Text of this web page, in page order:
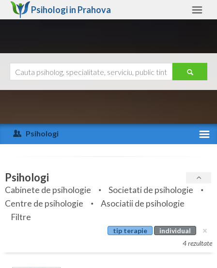
Psihologi in Prahova
Arad
Arges
Bihor
Bistrita-Nasaud
Botosani
Ajutor
Psihologi
Specialitati
Servicii
Articole
Cabinet
Psihologi
Cabinete de psihologie
Societati de psihologie
Centre de psihologie
Asociatii de psihologie
Filtre
tip terapie
individual
4 rezultate